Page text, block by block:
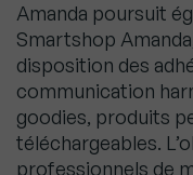
Amanda poursuit
Smartshop
disposition des
communication
goodies, produits
téléchargeables.
professionnels de